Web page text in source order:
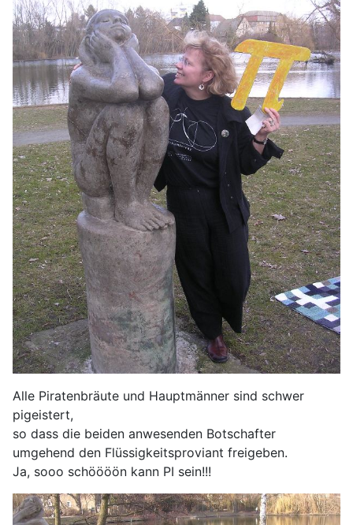
Alle Piratenbräute und Hauptmänner sind schwer
pigeistert,
so dass die beiden anwesenden Botschafter
umgehend den Flüssigkeitsproviant freigeben.
Ja, sooo schöööön kann PI sein!!!